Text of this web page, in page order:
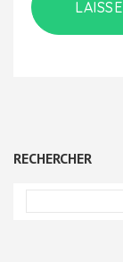
RECHERCHER